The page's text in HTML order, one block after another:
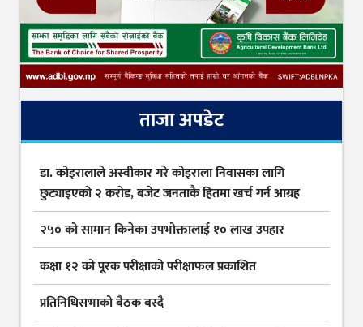
ताजा अपडेट
डा. कोइरालाले अस्वीकार गरे कोइराला निवासका लागि
छुट्याइएको २ करोड, बजेट जनताकै हितमा खर्च गर्न आग्रह
२५० को सामान किनेका उपभोक्तालाई १० लाख उपहार
कक्षा १२ को पूरक परीक्षाको परीक्षाफल प्रकाशित
प्रतिनिधिसभाको बैठक बस्दै